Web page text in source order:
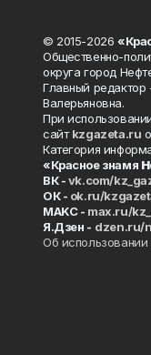
© 2015-2026
Общественно-
округа город
Главный
Валерьяновна.
При
сайтkzgazeta.ru
Категория
«Красное знамя
ВК -vk.com/
ОК - ok.ru/
MAKC - max.ru/
Я.Дзен - dzen.ru/
Об использовании